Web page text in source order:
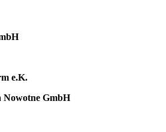
e.K.
Nowotne GmbH